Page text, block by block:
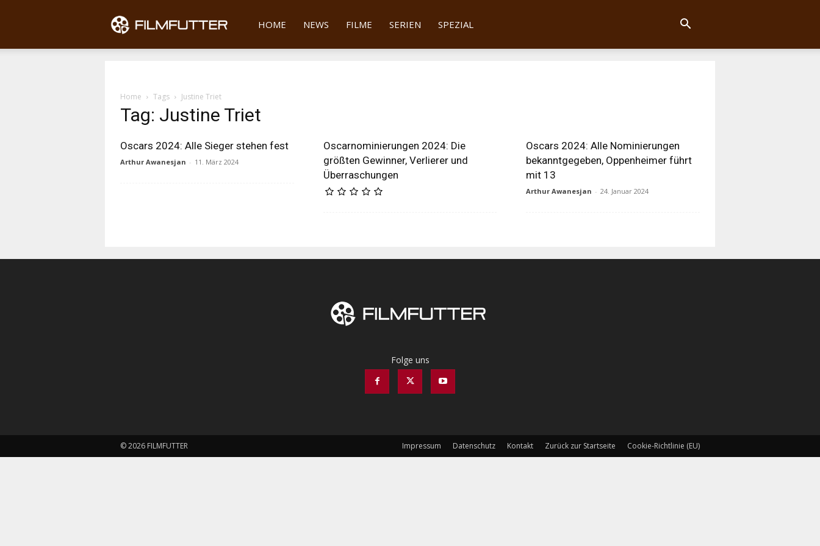
Filmfutter
HOME NEWS FILME SERIEN SPEZIAL
Home Tags Justine Triet
Tag: Justine Triet
Oscars 2024: Alle Sieger stehen fest
Arthur Awanesjan - 11. März 2024
Oscarnominierungen 2024: Die
größten Gewinner, Verlierer und
Überraschungen
Oscars 2024: Alle Nominierungen
bekanntgegeben, Oppenheimer führt
mit 13
Arthur Awanesjan - 24. Januar 2024
Folge uns
Impressum Datenschutz Kontakt Zurück zur Startseite Cookie-Richtlinie (EU)
© 2026 FILMFUTTER